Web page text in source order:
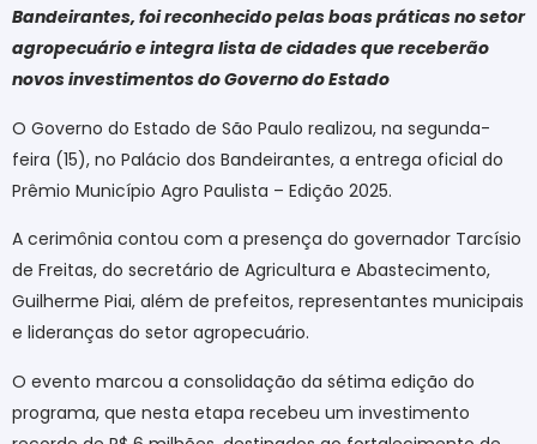
Bandeirantes, foi reconhecido pelas boas práticas no setor
agropecuário e integra lista de cidades que receberão
novos investimentos do Governo do Estado
O Governo do Estado de São Paulo realizou, na segunda-
feira (15), no Palácio dos Bandeirantes, a entrega oficial do
Prêmio Município Agro Paulista – Edição 2025.
A cerimônia contou com a presença do governador Tarcísio
de Freitas, do secretário de Agricultura e Abastecimento,
Guilherme Piai, além de prefeitos, representantes municipais
e lideranças do setor agropecuário.
O evento marcou a consolidação da sétima edição do
programa, que nesta etapa recebeu um investimento